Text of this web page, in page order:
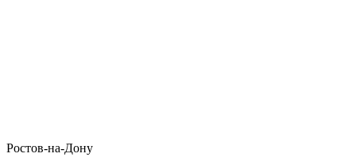
Ростов-на-Дону